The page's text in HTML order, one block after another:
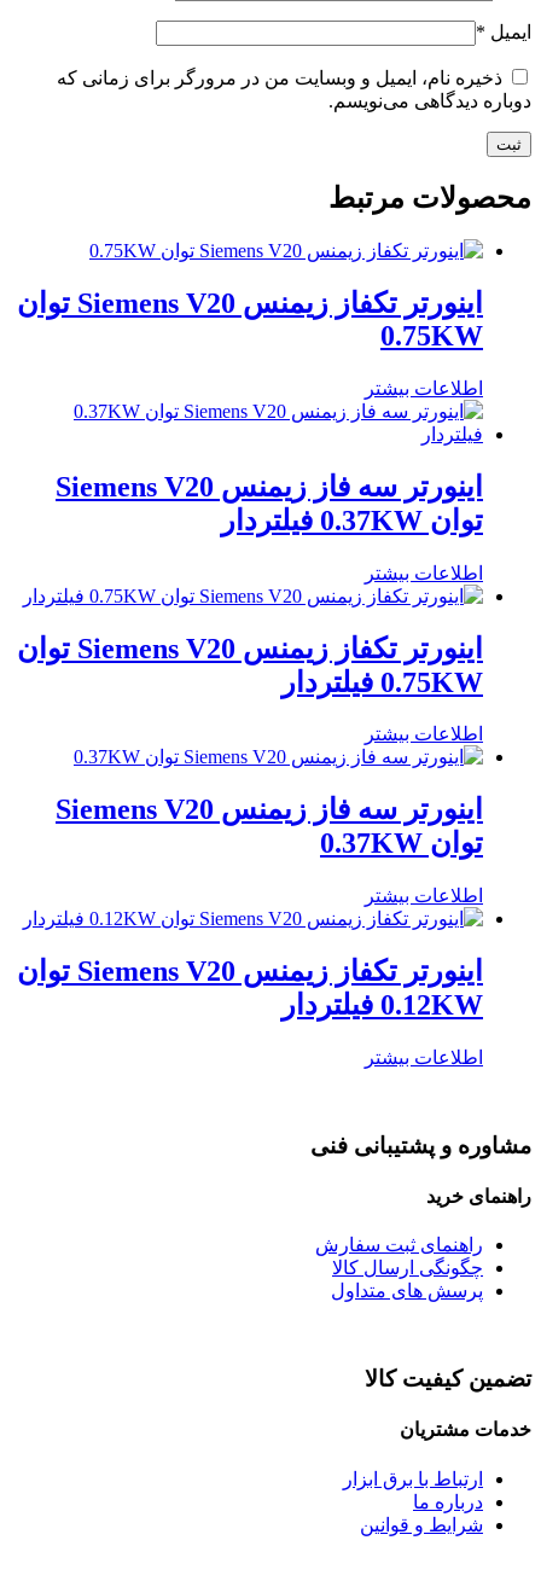
ایمیل *
ذخیره نام، ایمیل و وبسایت من در مرورگر برای زمانی که
دوباره دیدگاهی می‌نویسم.
محصولات مرتبط
اینورتر تکفاز زیمنس Siemens V20 توان
0.75KW
اطلاعات بیشتر
اینورتر سه فاز زیمنس Siemens V20
توان 0.37KW فیلتردار
اطلاعات بیشتر
اینورتر تکفاز زیمنس Siemens V20 توان
0.75KW فیلتردار
اطلاعات بیشتر
اینورتر سه فاز زیمنس Siemens V20
توان 0.37KW
اطلاعات بیشتر
اینورتر تکفاز زیمنس Siemens V20 توان
0.12KW فیلتردار
اطلاعات بیشتر
مشاوره و پشتیبانی فنی
راهنمای خرید
راهنمای ثبت سفارش
چگونگی ارسال کالا
پرسش های متداول
تضمین کیفیت کالا
خدمات مشتریان
ارتباط با برق ابزار
درباره ما
شرایط و قوانین